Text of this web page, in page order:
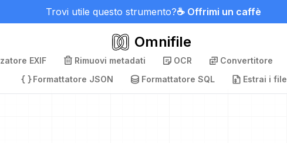
Trovi utile questo strumento?☕ Offrimi un caffè
Omnifile
EXIF Rimuovi metadati OCR Convertitore
Formattatore JSON
Formattatore SQL Estrai i file